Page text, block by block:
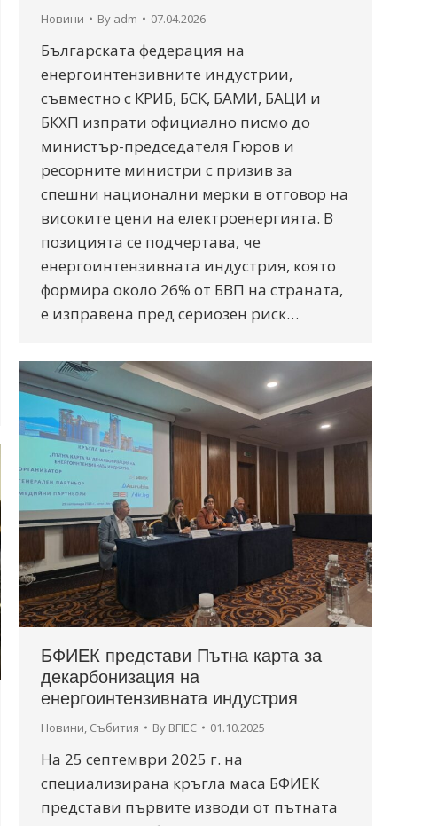
Новини By adm 07.04.2026
Българската федерация на
енергоинтензивните индустрии,
съвместно с КРИБ, БСК, БАМИ, БАЦИ и
БКХП изпрати официално писмо до
министър-председателя Гюров и
ресорните министри с призив за
спешни национални мерки в отговор на
високите цени на електроенергията. В
позицията се подчертава, че
енергоинтензивната индустрия, която
формира около 26% от БВП на страната,
е изправена пред сериозен риск…
БФИЕК представи Пътна карта за
декарбонизация на
енергоинтензивната индустрия
Новини Събития By BFIEC 01.10.2025
На 25 септември 2025 г. на
специализирана кръгла маса БФИЕК
представи първите изводи от пътната